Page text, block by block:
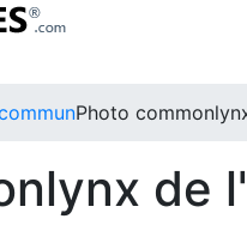
Photo
de